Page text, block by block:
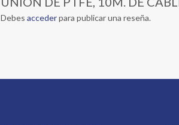
Debesaccederpara publicar una reseña.